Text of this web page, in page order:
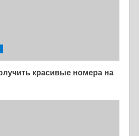
красивые номера на